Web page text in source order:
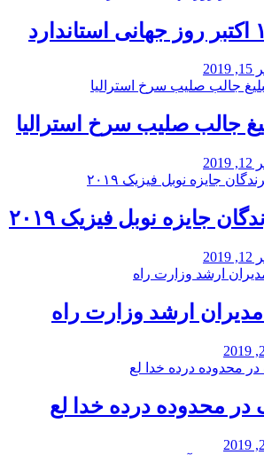
جالب صلیب سرخ استرالیا
جایزه نوبل فیزیک ۲۰۱۹
مدیران ارشد وزارت راه
در محدوده درده خدا لع